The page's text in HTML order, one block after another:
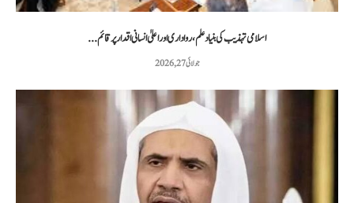
اسلامی تہذیب کی بنیاد علم، رواداری اور اعلیٰ انسانی اقدار پر قائم...
جولائی 27, 2026